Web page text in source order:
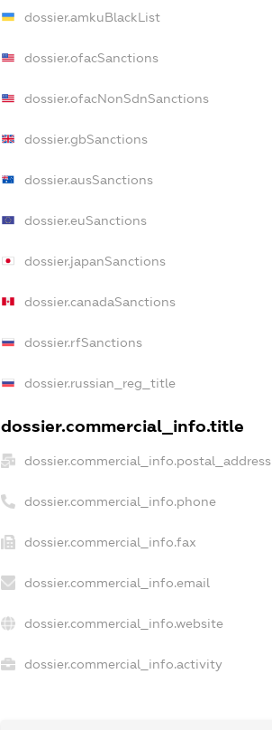
dossier.amkuBlackList
dossier.ofacSanctions
dossier.ofacNonSdnSanctions
dossier.gbSanctions
dossier.ausSanctions
dossier.euSanctions
dossier.japanSanctions
dossier.canadaSanctions
dossier.rfSanctions
dossier.russian_reg_title
dossier.commercial_info.title
dossier.commercial_info.postal_address
dossier.commercial_info.phone
dossier.commercial_info.fax
dossier.commercial_info.email
dossier.commercial_info.website
dossier.commercial_info.activity